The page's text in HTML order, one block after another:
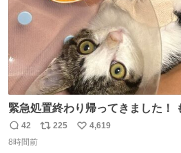
緊急処置終わり帰ってきました！
も出ているのかもと、、その影響
との事 内臓エコーもしてみると少
返
信
42
リ
225
い
4,619
8時間前